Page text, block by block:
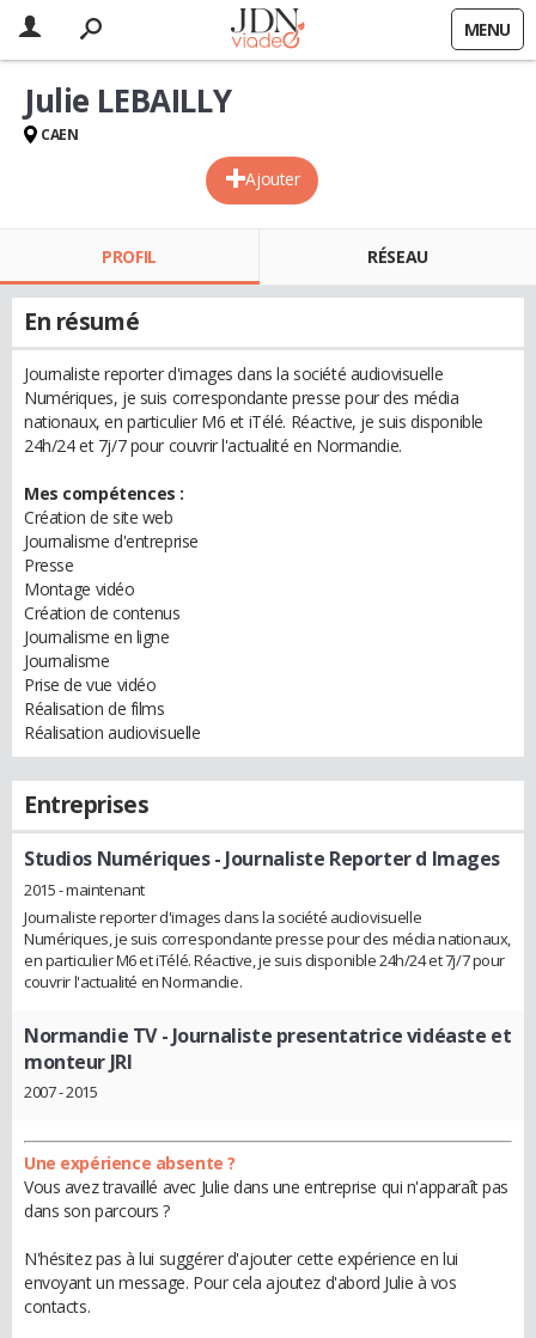
MENU
Ajouter
Julie LEBAILLY
CAEN
PROFIL RÉSEAU
En résumé
Journaliste reporter d'images dans la société audiovisuelle
Numériques, je suis correspondante presse pour des média
nationaux, en particulier M6 et iTélé. Réactive, je suis disponible
24h/24 et 7j/7 pour couvrir l'actualité en Normandie.
Mes compétences :
Création de site web
Journalisme d'entreprise
Presse
Montage vidéo
Création de contenus
Journalisme en ligne
Journalisme
Prise de vue vidéo
Réalisation de films
Réalisation audiovisuelle
Entreprises
Studios Numériques- Journaliste Reporter d Images
2015 - maintenant
Journaliste reporter d'images dans la société audiovisuelle
Numériques, je suis correspondante presse pour des média nationaux,
en particulier M6 et iTélé. Réactive, je suis disponible 24h/24 et 7j/7 pour
couvrir l'actualité en Normandie.
Normandie TV- Journaliste presentatrice vidéaste et
monteur JRI
2007 - 2015
Une expérience absente ?
Vous avez travaillé avec Julie dans une entreprise qui n'apparaît pas
dans son parcours ?
N'hésitez pas à lui suggérer d'ajouter cette expérience en lui
envoyant un message. Pour cela ajoutez d'abord Julie à vos
contacts.